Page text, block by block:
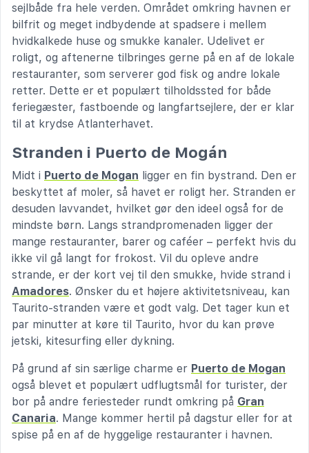
sejlbåde fra hele verden. Området omkring havnen er
bilfrit og meget indbydende at spadsere i mellem
hvidkalkede huse og smukke kanaler. Udelivet er
roligt, og aftenerne tilbringes gerne på en af de lokale
restauranter, som serverer god fisk og andre lokale
retter. Dette er et populært tilholdssted for både
feriegæster, fastboende og langfartsejlere, der er klar
til at krydse Atlanterhavet.
Stranden i Puerto de Mogán
Midt i Puerto de Mogan ligger en fin bystrand. Den er
beskyttet af moler, så havet er roligt her. Stranden er
desuden lavvandet, hvilket gør den ideel også for de
mindste børn. Langs strandpromenaden ligger der
mange restauranter, barer og caféer – perfekt hvis du
ikke vil gå langt for frokost. Vil du opleve andre
strande, er der kort vej til den smukke, hvide strand i
Amadores. Ønsker du et højere aktivitetsniveau, kan
Taurito-stranden være et godt valg. Det tager kun et
par minutter at køre til Taurito, hvor du kan prøve
jetski, kitesurfing eller dykning.
På grund af sin særlige charme er Puerto de Mogan
også blevet et populært udflugtsmål for turister, der
bor på andre feriesteder rundt omkring på Gran
Canaria. Mange kommer hertil på dagstur eller for at
spise på en af de hyggelige restauranter i havnen.